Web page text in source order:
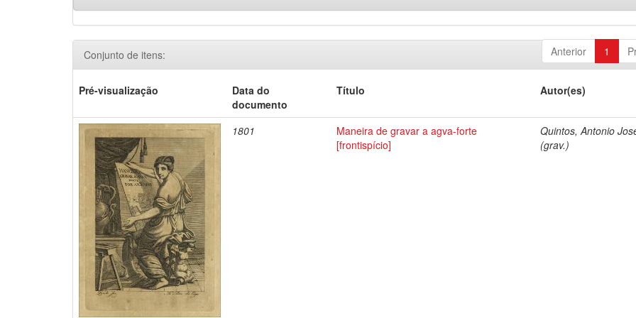
Anterior 1
Conjunto de itens:
Pré-visualização
Data do
documento
Título Autor(es)
1801
Maneira de gravar a agva-forte
[frontispício]
Quintos, Antonio
(grav.)